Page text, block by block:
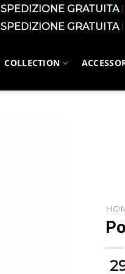
SPEDIZIONE GRATUITA
SPEDIZIONE GRATUITA
COLLECTION